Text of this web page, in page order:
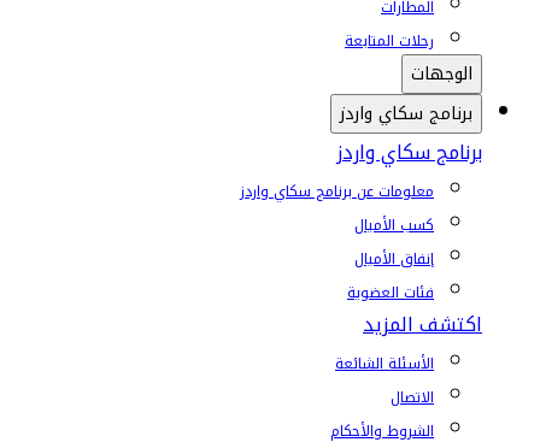
المطارات
رحلات المتابعة
الوجهات
برنامج سكاي واردز
برنامج سكاي واردز
معلومات عن برنامج سكاي واردز
كسب الأميال
إنفاق الأميال
فئات العضوية
اكتشف المزيد
الأسئلة الشائعة
الاتصال
الشروط والأحكام